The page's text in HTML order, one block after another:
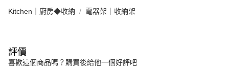
Kitchen｜廚房◆收納 電器架｜收納架
評價
喜歡這個商品嗎？購買後給他一個好評吧